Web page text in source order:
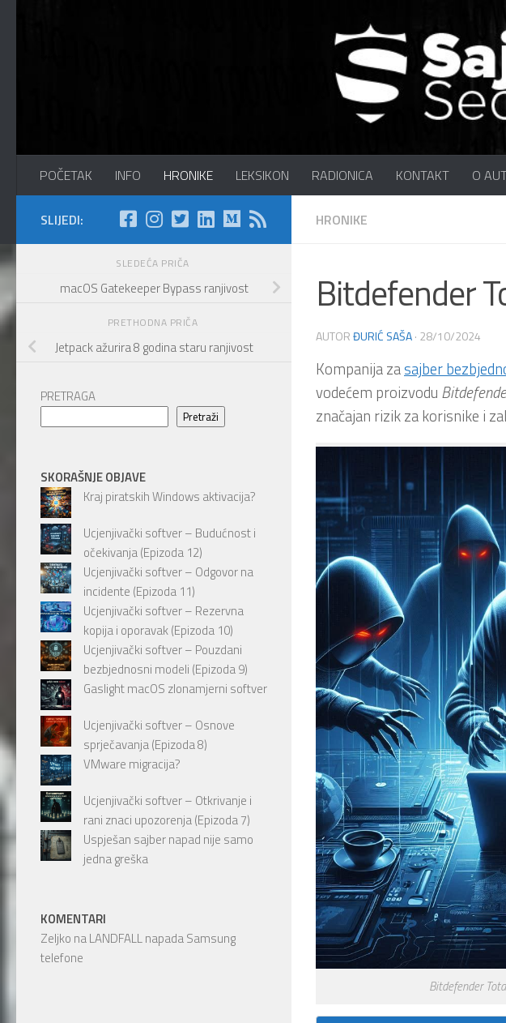
POČETAK INFO HRONIKE LEKSIKON RADIONICA KONTAKT O
HRONIKE
Bitdefender
AUTORĐURIĆ SAŠA· 28/10/2024
Kompanija zasajber
vodećem proizvodu
značajan rizik za korisnike i
Bitdefender
SLIJEDI:
SLEDEĆA PRIČA
macOS Gatekeeper Bypass ranjivost
PRETHODNA PRIČA
Jetpack ažurira 8 godina staru ranjivost
PRETRAGA
Pretraži
SKORAŠNJE OBJAVE
Kraj piratskih Windows aktivacija?
Ucjenjivački softver – Budućnost i
očekivanja (Epizoda 12)
Ucjenjivački softver – Odgovor na
incidente (Epizoda 11)
Ucjenjivački softver – Rezervna
kopija i oporavak (Epizoda 10)
Ucjenjivački softver – Pouzdani
bezbjednosni modeli (Epizoda 9)
Gaslight macOS zlonamjerni softver
Ucjenjivački softver – Osnove
sprječavanja (Epizoda 8)
VMware migracija?
Ucjenjivački softver – Otkrivanje i
rani znaci upozorenja (Epizoda 7)
Uspješan sajber napad nije samo
jedna greška
KOMENTARI
Zeljko naLANDFALL napada Samsung
telefone